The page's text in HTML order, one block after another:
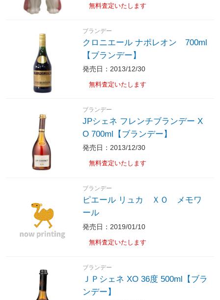
無料査定いたします
ブランデー
クロニエール ナポレオン 700ml
【ブランデー】
発売日：2013/12/30
無料査定いたします
ブランデー
JPシェネ フレンチブランデー X
O 700ml【ブランデー】
発売日：2013/12/30
無料査定いたします
ブランデー
ピエール リュカ ＸＯ メモワ
ール
発売日：2019/01/10
無料査定いたします
ブランデー
ＪＰシェネ XO 36度 500ml【ブラ
ンデー】